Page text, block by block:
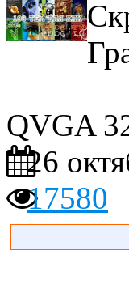
QVGA
26
17580